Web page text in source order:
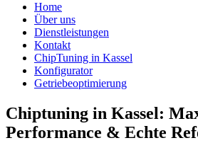
Home
Über uns
Dienstleistungen
Kontakt
ChipTuning in Kassel
Konfigurator
Getriebeoptimierung
Chiptuning in Kassel:
Performance & Echte